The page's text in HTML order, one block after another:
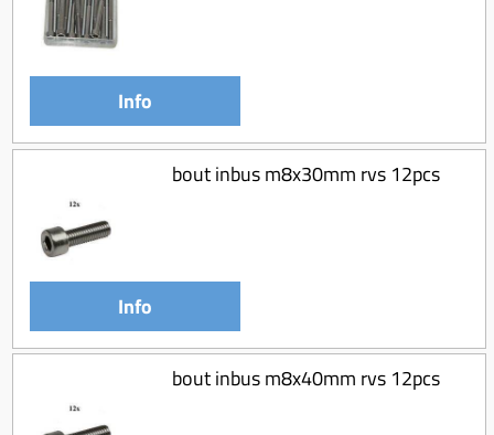
Info
bout inbus m8x30mm rvs 12pcs
Info
bout inbus m8x40mm rvs 12pcs